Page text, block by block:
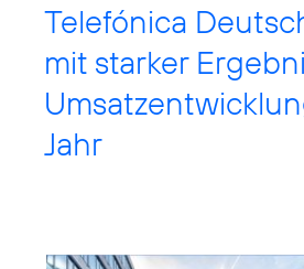
Telefónica
mit starker
Jahr